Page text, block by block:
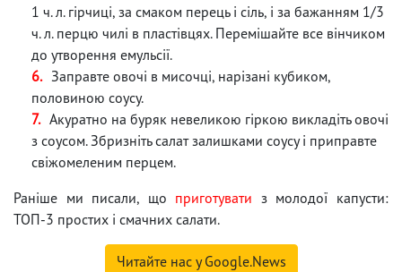
1 ч. л. гірчиці, за смаком перець і сіль, і за бажанням 1/3
ч. л. перцю чилі в пластівцях. Перемішайте все вінчиком
до утворення емульсії.
Заправте овочі в мисочці, нарізані кубиком,
половиною соусу.
Акуратно на буряк невеликою гіркою викладіть овочі
з соусом. Збризніть салат залишками соусу і приправте
свіжомеленим перцем.
Раніше ми писали, що приготувати з молодої капусти:
ТОП-3 простих і смачних салати.
Читайте нас у Google.News